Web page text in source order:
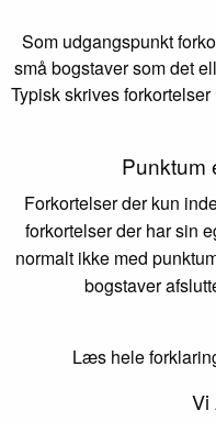
Som udgangspunkt
små bogstaver som det
Typisk skrives
Punktum
Forkortelser der kun
forkortelser der har sin
normalt ikke med
bogstaver
Læs hele
Vi